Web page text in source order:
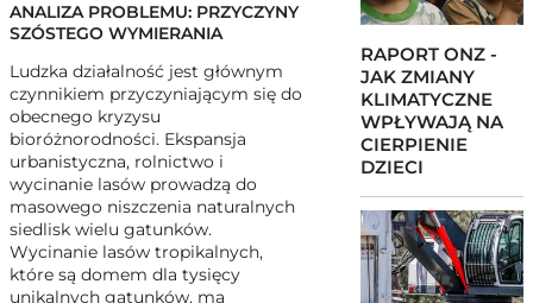
ANALIZA PROBLEMU: PRZYCZYNY
SZÓSTEGO WYMIERANIA
Ludzka działalność jest głównym
czynnikiem przyczyniającym się do
obecnego kryzysu
bioróżnorodności. Ekspansja
urbanistyczna, rolnictwo i
wycinanie lasów prowadzą do
masowego niszczenia naturalnych
siedlisk wielu gatunków.
Wycinanie lasów tropikalnych,
które są domem dla tysięcy
unikalnych gatunków, ma
RAPORT ONZ -
JAK ZMIANY
KLIMATYCZNE
WPŁYWAJĄ NA
CIERPIENIE
DZIECI